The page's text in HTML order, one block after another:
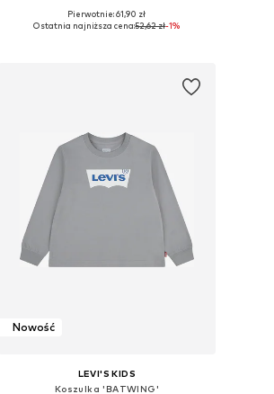
Dostępne rozmiary: 56, 62, 68, 74, 80, 86
Pierwotnie: 61,90 zł
Ostatnia najniższa cena:52,62 zł-1%
Nowość
LEVI'S KIDS
Koszulka 'BATWING'